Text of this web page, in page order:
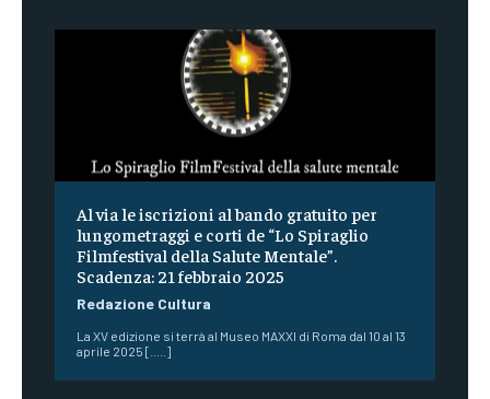
Al via le iscrizioni al bando gratuito per
lungometraggi e corti de “Lo Spiraglio
Filmfestival della Salute Mentale”.
Scadenza: 21 febbraio 2025
Redazione Cultura
La XV edizione si terrà al Museo MAXXI di Roma dal 10 al 13
aprile 2025 [.....]